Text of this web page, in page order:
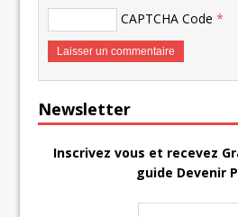
CAPTCHA Code *
Newsletter
Inscrivez vous et recevez
guide Devenir